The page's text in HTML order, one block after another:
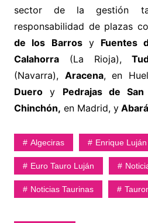
sector de la gestión
responsabilidad de plazas
de los Barrosy Fuentes
Calahorra(La Rioja),
(Navarra), Aracena, en
Dueroy Pedrajas de San
Chinchón, en Madrid, y
Algeciras Enrique Luján
Euro Tauro Luján
Noticias Taurinas